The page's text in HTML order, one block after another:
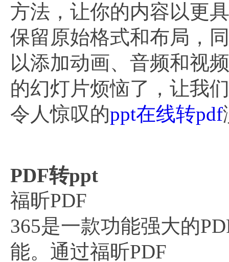
方法，让你的内容以更
保留原始格式和布局，
以添加动画、音频和视
的幻灯片烦恼了，让我
令人惊叹的ppt在线转pdf
PDF转ppt
福昕PDF
365是一款功能强大的
能。通过福昕PDF